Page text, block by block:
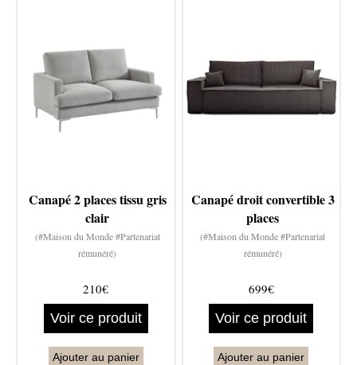
Canapé 2 places tissu gris
clair
(#Maison du Monde #Partenariat
rémunéré)
210€
Voir ce produit
Ajouter au panier
Canapé droit convertible 3
places
(#Maison du Monde #Partenariat
rémunéré)
699€
Voir ce produit
Ajouter au panier